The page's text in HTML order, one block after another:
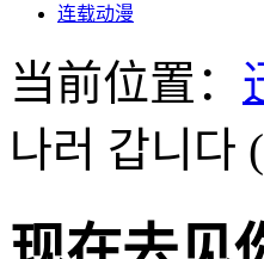
连载动漫
当前位置：
나러 갑니다